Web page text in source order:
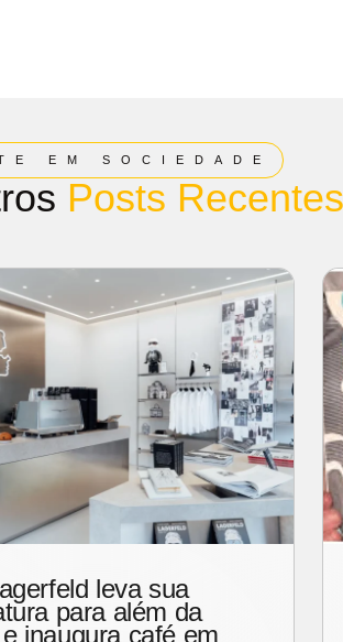
EM SOCIEDADE
Posts Recentes
leva sua
para além da
inaugura café em